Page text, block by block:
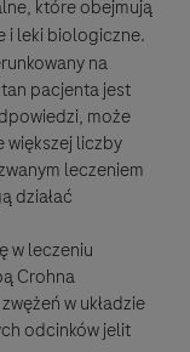
które obejmują
i leki biologiczne.
na
pacjenta jest
może
większej liczby
leczeniem
działać
w leczeniu
Crohna
w układzie
odcinków jelit